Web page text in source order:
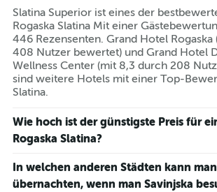
Slatina Superior ist eines der
Rogaska Slatina Mit einer
446 Rezensenten. Grand Hotel
408 Nutzer bewertet) und Grand Hotel
Wellness Center (mit 8,3 durch 208
sind weitere Hotels mit einer Top-
Slatina.
Wie hoch ist der günstigste Preis für
Rogaska Slatina?
In welchen anderen Städten kann man
übernachten, wenn man Savinjska